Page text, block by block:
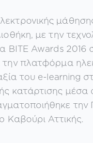
με την
BITE Awards
την πλατφόρμα
του e-learning
κατάρτισης
την
Καβούρι Αττικής.